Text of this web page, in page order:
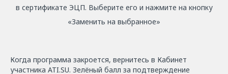
в сертификате ЭЦП. Выберите его и нажмите на кнопку
«Заменить на выбранное»
Когда программа закроется, вернитесь в Кабинет
участника ATI.SU. Зелёный балл за подтверждение